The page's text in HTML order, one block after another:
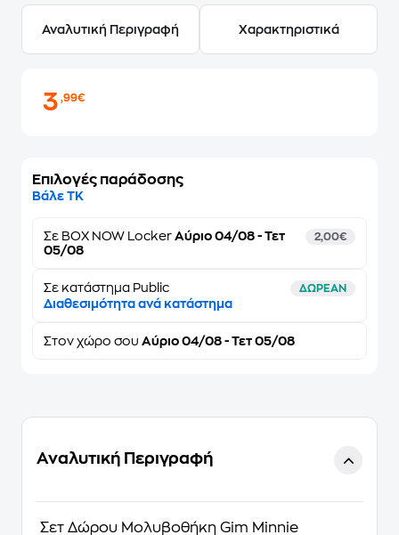
Αναλυτική Περιγραφή Χαρακτηριστικά
3,99€
Επιλογές παράδοσης
Βάλε ΤΚ
Σε BOX NOW Locker Αύριο 04/08 - Τετ
05/08
2,00€
Σε κατάστημα Public ΔΩΡΕΑΝ
Διαθεσιμότητα ανά κατάστημα
Στον χώρο σου Αύριο 04/08 - Τετ 05/08
Αναλυτική Περιγραφή
Σετ Δώρου Μολυβοθήκη Gim Minnie